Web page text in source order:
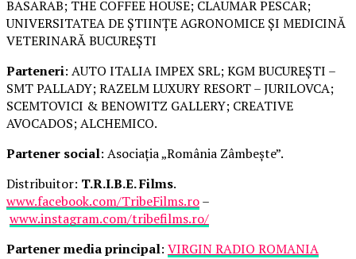
BASARAB; THE COFFEE HOUSE; CLAUMAR PESCAR;
UNIVERSITATEA DE ȘTIINȚE AGRONOMICE ȘI MEDICINĂ
VETERINARĂ BUCUREȘTI
Parteneri: AUTO ITALIA IMPEX SRL; KGM BUCUREȘTI –
SMT PALLADY; RAZELM LUXURY RESORT – JURILOVCA;
SCEMTOVICI & BENOWITZ GALLERY; CREATIVE
AVOCADOS; ALCHEMICO.
Partener social: Asociația „România Zâmbește”.
Distribuitor: T.R.I.B.E. Films.
www.facebook.com/TribeFilms.ro–
www.instagram.com/tribefilms.ro/
Partener media principal: VIRGIN RADIO ROMANIA